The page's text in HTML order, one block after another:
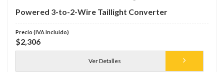
Powered 3-to-2-Wire Taillight Converter
$2,306
Ver Detalles